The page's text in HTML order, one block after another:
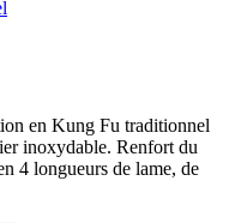
en Kung Fu traditionnel
inoxydable. Renfort du
4 longueurs de lame, de